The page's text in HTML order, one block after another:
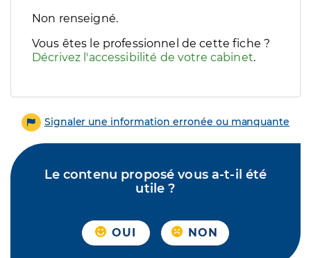
Filtres
Sélectionnez un ou plusieurs handicaps/besoins
Non renseigné.
Vous êtes le professionnel de cette fiche ?
Décrivez l'accessibilité de votre cabinet.
Signaler une information erronée ou manquante
Le contenu proposé vous a-t-il été
utile ?
OUI NON